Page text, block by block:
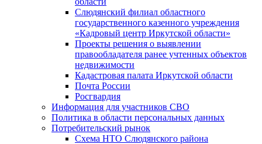
Слюдянский филиал областного
государственного казенного учреждения
«Кадровый центр Иркутской области»
Проекты решения о выявлении
правообладателя ранее учтенных объектов
недвижимости
Кадастровая палата Иркутской области
Почта России
Росгвардия
Информация для участников СВО
Политика в области персональных данных
Потребительский рынок
Схема НТО Слюдянского района